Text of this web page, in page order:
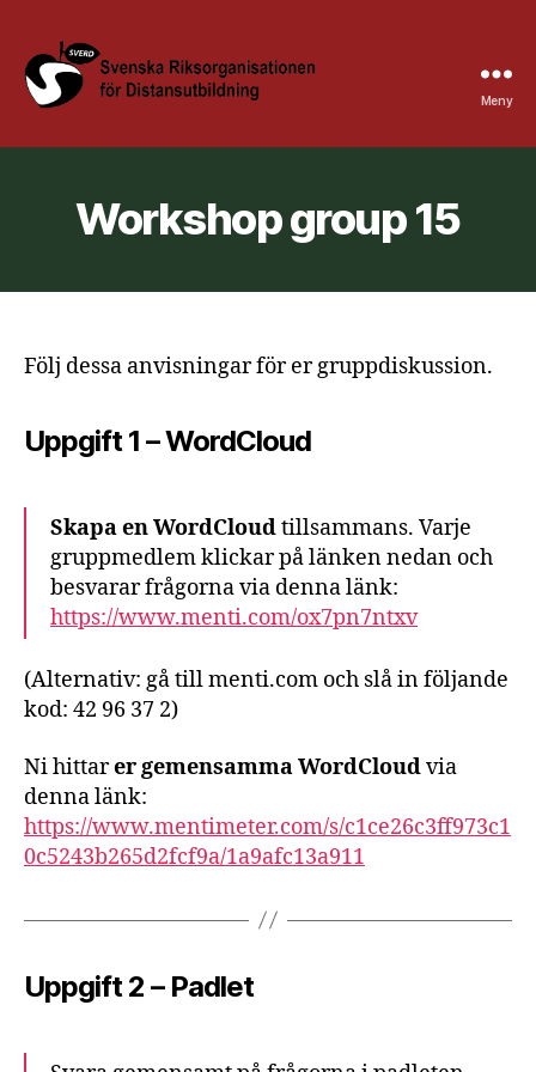
Höstkonferens
Meny
Workshop group 15
Följ dessa anvisningar för er gruppdiskussion.
Uppgift 1 – WordCloud
Skapa en WordCloudtillsammans. Varje
gruppmedlem klickar på länken nedan och
besvarar frågorna via denna länk:
https://www.menti.com/ox7pn7ntxv
(Alternativ: gå till menti.com och slå in följande
kod: 42 96 37 2)
Ni hittarer gemensamma WordCloudvia
denna länk:
https://www.mentimeter.com/s/c1ce26c3ff973c1
0c5243b265d2fcf9a/1a9afc13a911
Uppgift 2 – Padlet